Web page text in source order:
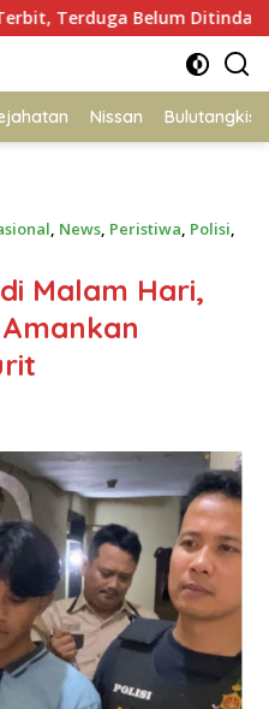
Belum Ditindak, Ibu Korban
Nissan Bulutangkis
, News, Peristiwa, Polisi,
Malam Hari,